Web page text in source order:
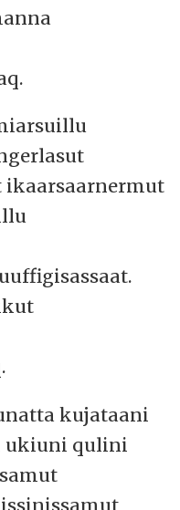
kujataani
ukiuni qulini